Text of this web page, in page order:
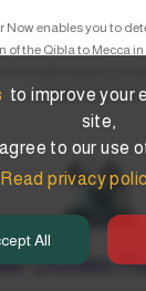
Now enables you to
of the Qibla to Mecca
need for the Internet.
Duties
to improve your
site,
to our use
Read privacy
All